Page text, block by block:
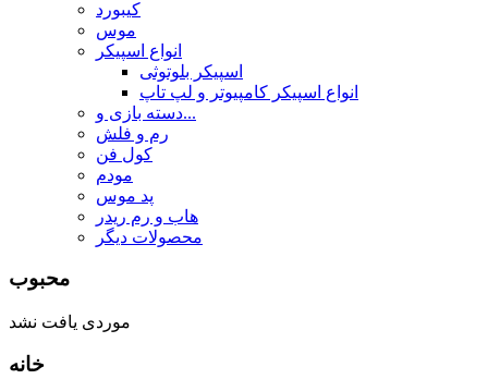
کیبورد
موس
انواع اسپیکر
اسپیکر بلوتوثی
انواع اسپیکر کامپیوتر و لپ تاپ
دسته بازی و...
رم و فلش
کول فن
مودم
پد موس
هاب و رم ریدر
محصولات دیگر
محبوب
موردی یافت نشد
خانه